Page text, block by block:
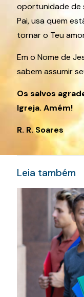
oportunidade de
Pai, usa quem
tornar o Teu
Em o Nome de
sabem assumir
Os salvos
Igreja. Amém!
R. R. Soares
Leia também